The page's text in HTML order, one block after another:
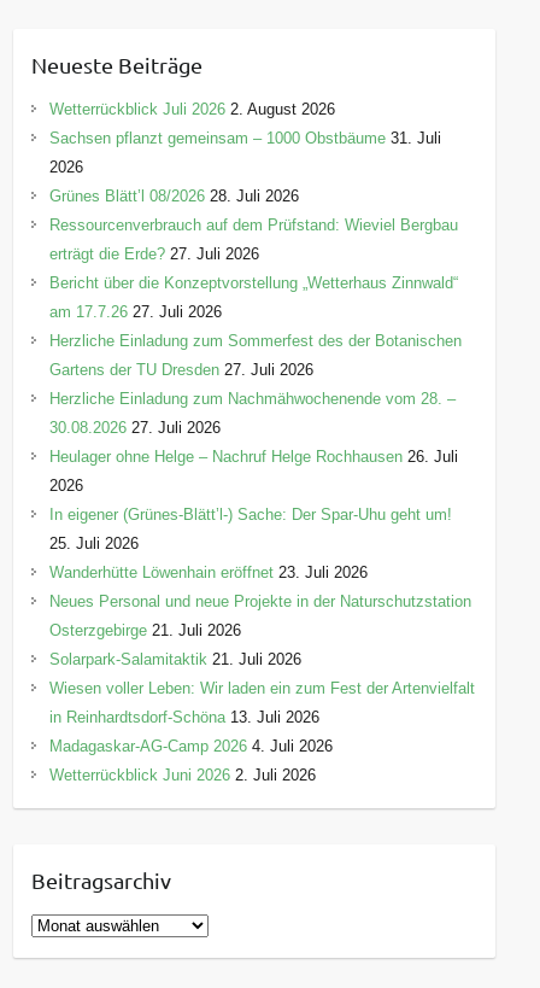
g
o
r
e
n
Neueste Beiträge
Wetterrückblick Juli 2026 2. August 2026
Sachsen pflanzt gemeinsam – 1000 Obstbäume 31. Juli
2026
Grünes Blätt’l 08/2026 28. Juli 2026
Ressourcenverbrauch auf dem Prüfstand: Wieviel Bergbau
erträgt die Erde? 27. Juli 2026
Bericht über die Konzeptvorstellung „Wetterhaus Zinnwald“
am 17.7.26 27. Juli 2026
Herzliche Einladung zum Sommerfest des der Botanischen
Gartens der TU Dresden 27. Juli 2026
Herzliche Einladung zum Nachmähwochenende vom 28. –
30.08.2026 27. Juli 2026
Heulager ohne Helge – Nachruf Helge Rochhausen 26. Juli
2026
In eigener (Grünes-Blätt’l-) Sache: Der Spar-Uhu geht um!
25. Juli 2026
Wanderhütte Löwenhain eröffnet 23. Juli 2026
Neues Personal und neue Projekte in der Naturschutzstation
Osterzgebirge 21. Juli 2026
Solarpark-Salamitaktik 21. Juli 2026
Wiesen voller Leben: Wir laden ein zum Fest der Artenvielfalt
in Reinhardtsdorf-Schöna 13. Juli 2026
Madagaskar-AG-Camp 2026 4. Juli 2026
Wetterrückblick Juni 2026 2. Juli 2026
Beitragsarchiv
B
e